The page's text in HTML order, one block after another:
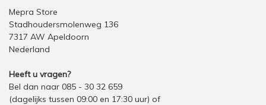
Mepra Store
Stadhoudersmolenweg 136
7317 AW Apeldoorn
Nederland
Heeft u vragen?
Bel dan naar 085 - 30 32 659
(dagelijks tussen 09:00 en 17:30 uur) of